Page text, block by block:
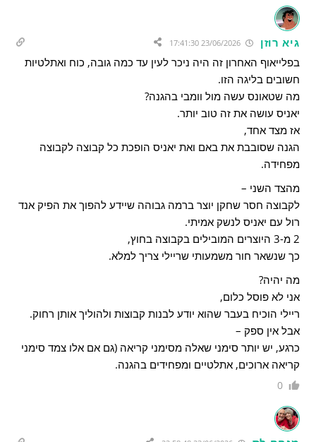
גיא רוזן 23/06/2026 17:41:30
בפלייאוף האחרון זה היה ניכר לעין עד כמה גובה, כוח ואתלטיות
חשובים בליגה הזו.
מה שטאונס עשה מול וומבי בהגנה?
יאניס עושה את זה טוב יותר.
אז מצד אחד,
הגנה שסובבת את באם ואת יאניס הופכת כל קבוצה לקבוצה
מפחידה.
מהצד השני –
לקבוצה חסר שחקן יוצר ברמה גבוהה שיידע להפוך את הפיק אנד
רול עם יאניס לנשק אמיתי.
2 מ-3 היוצרים המובילים בקבוצה בחוץ,
כך שנשאר חור משמעותי שריילי צריך למלא.
מה יהיה?
אני לא פוסל כלום,
ריילי הוכיח בעבר שהוא יודע לבנות קבוצות ולהוליך אותן רחוק.
אבל אין ספק –
כרגע, יש יותר סימני שאלה מסימני קריאה (גם אם אלו צמד סימני
קריאה ארוכים, אתלטיים ומפחידים בהגנה.
0